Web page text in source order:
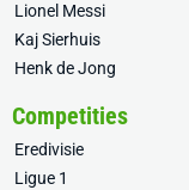
Lionel Messi
Kaj Sierhuis
Henk de Jong
Competities
Eredivisie
Ligue 1